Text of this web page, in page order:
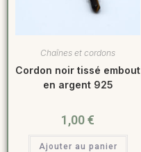
Chaînes et cordons
Cordon noir tissé embout
en argent 925
1,00€
Ajouter au panier